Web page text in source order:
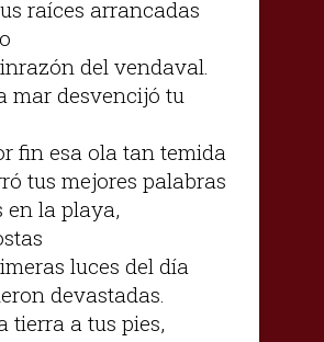
raíces arrancadas
del vendaval.
mar desvencijó tu
fin esa ola tan temida
tus mejores palabras
en la playa,
luces del día
devastadas.
tierra a tus pies,